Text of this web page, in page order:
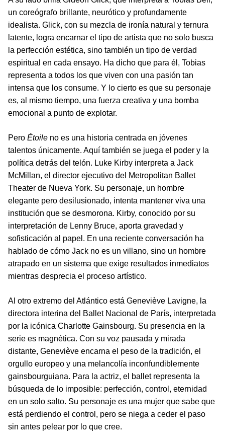
un coreógrafo brillante, neurótico y profundamente
idealista. Glick, con su mezcla de ironía natural y ternura
latente, logra encarnar el tipo de artista que no solo busca
la perfección estética, sino también un tipo de verdad
espiritual en cada ensayo. Ha dicho que para él, Tobias
representa a todos los que viven con una pasión tan
intensa que los consume. Y lo cierto es que su personaje
es, al mismo tiempo, una fuerza creativa y una bomba
emocional a punto de explotar.
Pero Étoile no es una historia centrada en jóvenes
talentos únicamente. Aquí también se juega el poder y la
política detrás del telón. Luke Kirby interpreta a Jack
McMillan, el director ejecutivo del Metropolitan Ballet
Theater de Nueva York. Su personaje, un hombre
elegante pero desilusionado, intenta mantener viva una
institución que se desmorona. Kirby, conocido por su
interpretación de Lenny Bruce, aporta gravedad y
sofisticación al papel. En una reciente conversación ha
hablado de cómo Jack no es un villano, sino un hombre
atrapado en un sistema que exige resultados inmediatos
mientras desprecia el proceso artístico.
Al otro extremo del Atlántico está Geneviève Lavigne, la
directora interina del Ballet Nacional de París, interpretada
por la icónica Charlotte Gainsbourg. Su presencia en la
serie es magnética. Con su voz pausada y mirada
distante, Geneviève encarna el peso de la tradición, el
orgullo europeo y una melancolía inconfundiblemente
gainsbourguiana. Para la actriz, el ballet representa la
búsqueda de lo imposible: perfección, control, eternidad
en un solo salto. Su personaje es una mujer que sabe que
está perdiendo el control, pero se niega a ceder el paso
sin antes pelear por lo que cree.